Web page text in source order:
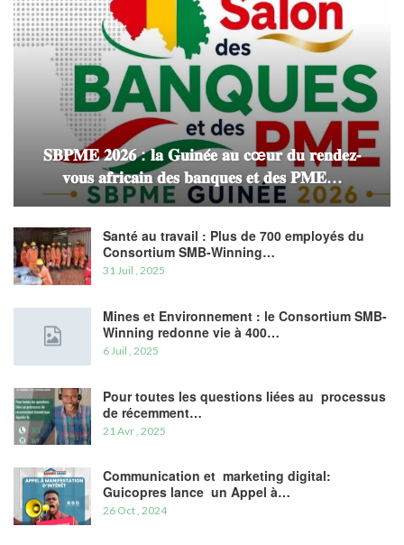
𝐒𝐁𝐏𝐌𝐄 𝟐𝟎𝟐𝟔 : 𝐥𝐚 𝐆𝐮𝐢𝐧𝐞́𝐞 𝐚𝐮 𝐜œ𝐮𝐫 𝐝𝐮 𝐫𝐞𝐧𝐝𝐞𝐳-
𝐯𝐨𝐮𝐬 𝐚𝐟𝐫𝐢𝐜𝐚𝐢𝐧 𝐝𝐞𝐬 𝐛𝐚𝐧𝐪𝐮𝐞𝐬 𝐞𝐭 𝐝𝐞𝐬 𝐏𝐌𝐄…
Santé au travail : Plus de 700 employés du
Consortium SMB-Winning…
31 Juil , 2025
Mines et Environnement : le Consortium SMB-
Winning redonne vie à 400…
6 Juil , 2025
Pour toutes les questions liées au processus
de récemment…
21 Avr , 2025
Communication et marketing digital:
Guicopres lance un Appel à…
26 Oct , 2024